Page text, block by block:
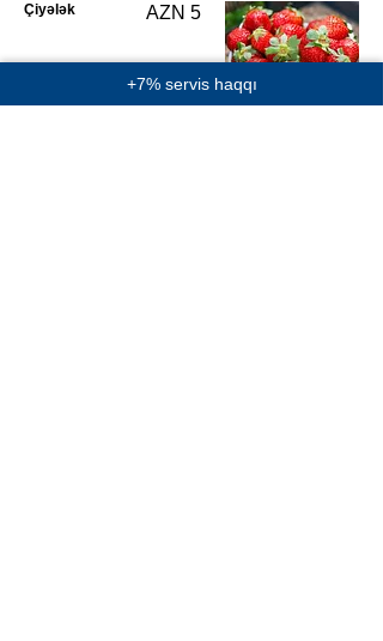
Çiyələk AZN 5
+7% servis haqqı